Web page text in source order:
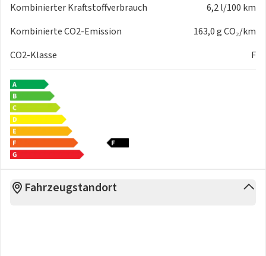
Leasing!
Kombinierter Kraftstoffverbrauch
6,2 l/100 km
Kombinierte CO2-Emission
163,0 g CO₂/km
CO2-Klasse
F
Fahrzeugstandort